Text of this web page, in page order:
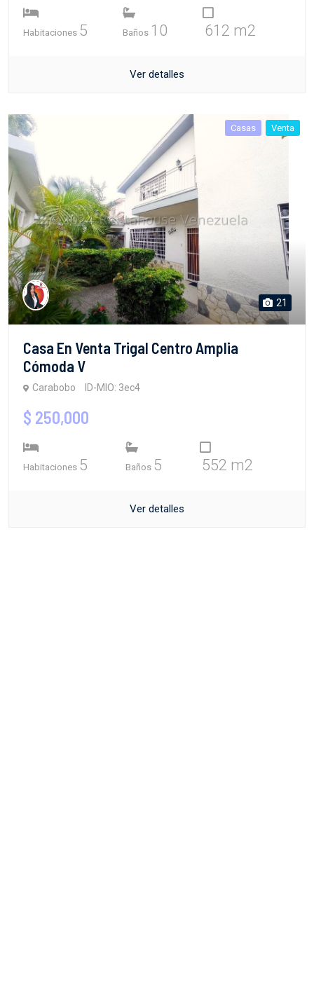
Habitaciones 5 Baños 10 612 m2
Ver detalles
Casas Venta
21
Casa En Venta Trigal Centro Amplia
Cómoda V
Carabobo ID-MIO: 3ec4
$ 250,000
Habitaciones 5 Baños 5 552 m2
Ver detalles